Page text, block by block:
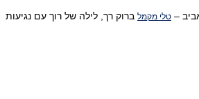
– טלי מקמל ברוק רך, לילה של רוך עם נגיעות